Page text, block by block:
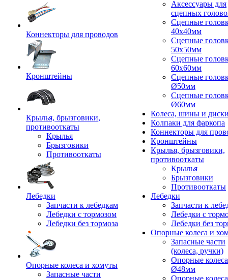
Коннекторы для проводов
Кронштейны
Крылья, брызговики,
противооткаты
Крылья
Брызговики
Противооткаты
Лебедки
Запчасти к лебедкам
Лебедки с тормозом
Лебедки без тормоза
Опорные колеса и хомуты
Запасные части
Аксессуары для
сцепных
Сцепные
40x40мм
Сцепные
50x50мм
Сцепные
60x60мм
Сцепные
Ø50мм
Сцепные
Ø60мм
Колеса, шины и
Колпаки для фаркопа
Коннекторы для
Кронштейны
Крылья, брызговики,
противооткаты
Крылья
Брызговики
Противооткаты
Лебедки
Запчасти к
Лебедки с
Лебедки без
Опорные колеса и
Запасные части
(колеса, ручки)
Опорные колеса
Ø48мм
Опорные колеса